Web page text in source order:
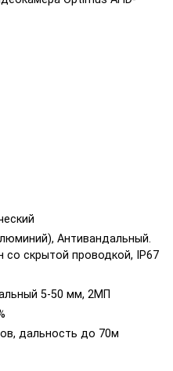
Антивандальный.
со скрытой проводкой, IP67
5-50 мм, 2МП
дальность до 70м